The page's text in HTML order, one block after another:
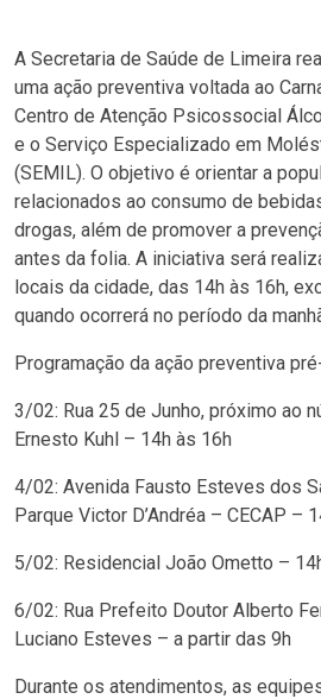
A Secretaria de Saúde de Limeira
uma ação preventiva voltada ao
Centro de Atenção Psicossocial
e o Serviço Especializado em
(SEMIL). O objetivo é orientar a
relacionados ao consumo de
drogas, além de promover a
antes da folia. A iniciativa será
locais da cidade, das 14h às 16h,
quando ocorrerá no período da
Programação da ação preventiva
3/02: Rua 25 de Junho, próximo ao
Ernesto Kuhl – 14h às 16h
4/02: Avenida Fausto Esteves dos
Parque Victor D’Andréa – CECAP –
5/02: Residencial João Ometto –
6/02: Rua Prefeito Doutor Alberto
Luciano Esteves – a partir das 9h
Durante os atendimentos, as